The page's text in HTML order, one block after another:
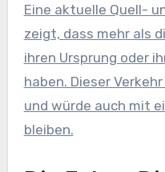
Eine aktuelle Quell-
zeigt, dass mehr als
ihren Ursprung oder
haben. Dieser
und würde auch mit
bleiben.